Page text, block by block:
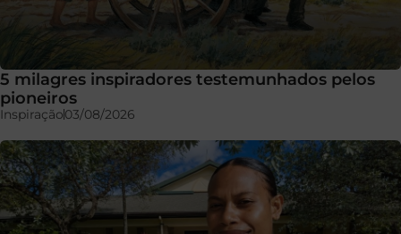
5 milagres inspiradores testemunhados pelos
pioneiros
Inspiração03/08/2026